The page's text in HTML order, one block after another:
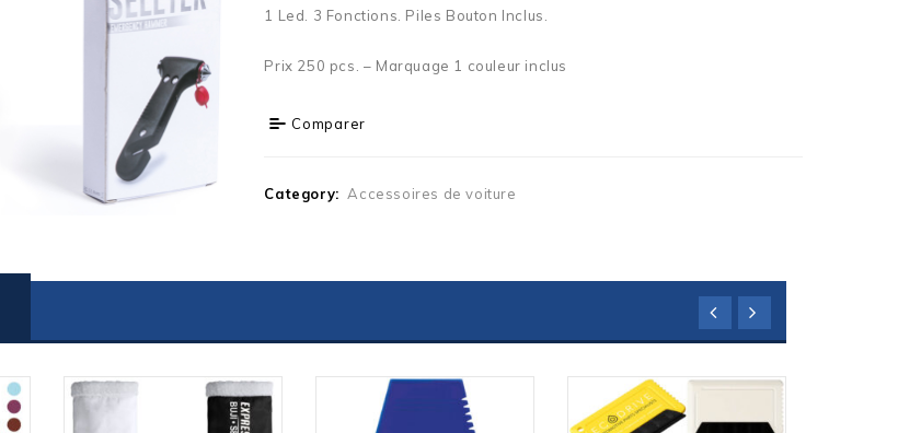
1 Led. 3 Fonctions. Piles Bouton Inclus.
Prix 250 pcs. – Marquage 1 couleur inclus
Comparer
Category: Accessoires de voiture